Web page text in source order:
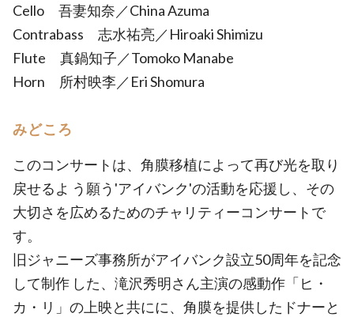
Cello 吾妻知奈／China Azuma
Contrabass 志水祐亮／Hiroaki Shimizu
Flute 真鍋知子／Tomoko Manabe
Horn 所村映李／Eri Shomura
みどころ
このコンサートは、角膜移植によって再び光を取り
戻せるよ う願う'アイバンク'の活動を応援し、その
大切さを広めるためのチャリティーコンサートで
す。
旧ジャニーズ事務所がアイバンク設立50周年を記念
して制作 した、滝沢秀明さん主演の感動作「ヒ・
カ・リ」の上映と共にに、角膜を提供したドナーと